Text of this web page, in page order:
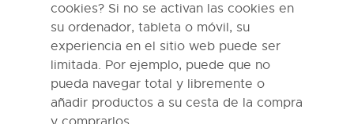
cookies? Si no se activan las cookies en
su ordenador, tableta o móvil, su
experiencia en el sitio web puede ser
limitada. Por ejemplo, puede que no
pueda navegar total y libremente o
añadir productos a su cesta de la compra